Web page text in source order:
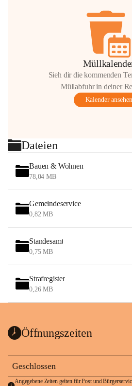
Sieh dir die kommenden
Müllabfuhr in deiner
Kalender ansehen
Dateien
Bauen & Wohnen
78,04 MB
Gemeindeservice
0,82 MB
Standesamt
0,75 MB
Strafregister
0,26 MB
Öffnungszeiten
Geschlossen
Angegebene Zeiten gelten für Post und